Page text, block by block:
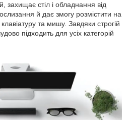
захищає стіл і обладнання від
й дає змогу розмістити на
та мишу. Завдяки строгій
підходить для усіх категорій